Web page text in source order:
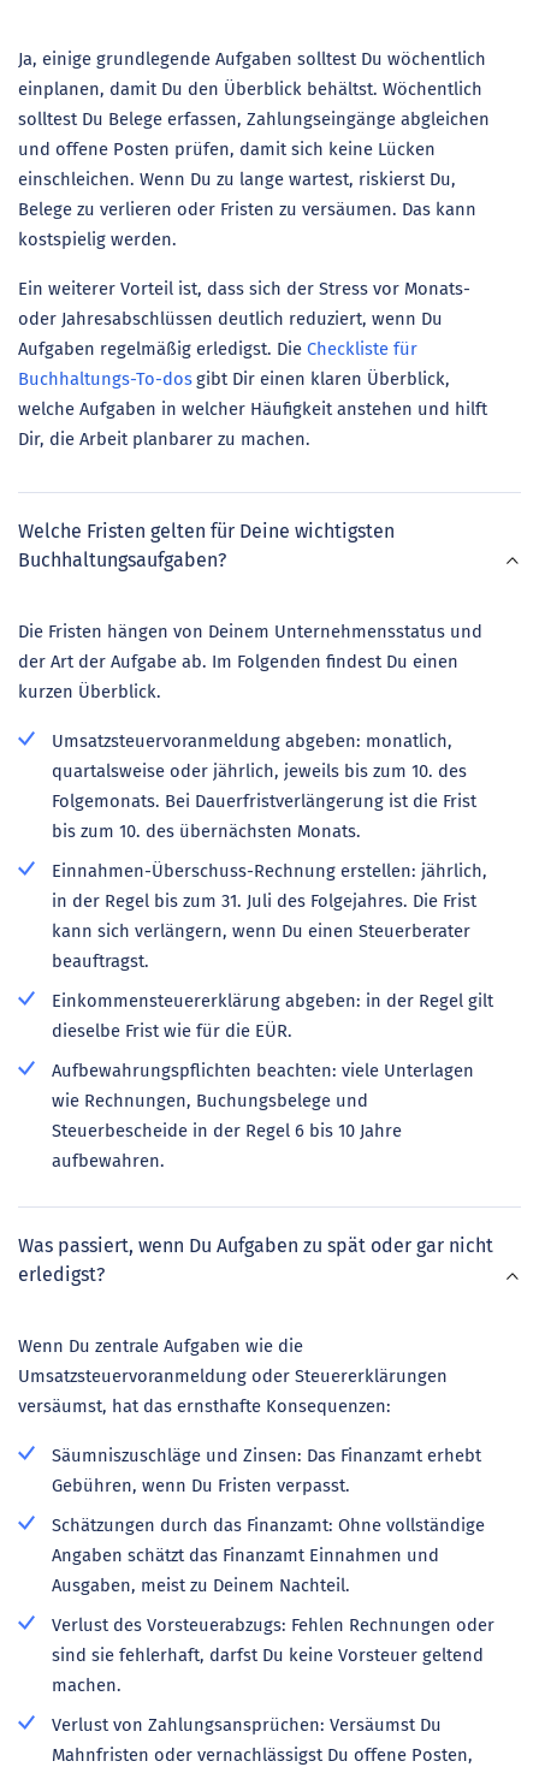
Ja, einige grundlegende Aufgaben solltest Du wöchentlich
einplanen, damit Du den Überblick behältst. Wöchentlich
solltest Du Belege erfassen, Zahlungseingänge abgleichen
und offene Posten prüfen, damit sich keine Lücken
einschleichen. Wenn Du zu lange wartest, riskierst Du,
Belege zu verlieren oder Fristen zu versäumen. Das kann
kostspielig werden.
Ein weiterer Vorteil ist, dass sich der Stress vor Monats-
oder Jahresabschlüssen deutlich reduziert, wenn Du
Aufgaben regelmäßig erledigst. Die Checkliste für
Buchhaltungs-To-dosgibt Dir einen klaren Überblick,
welche Aufgaben in welcher Häufigkeit anstehen und hilft
Dir, die Arbeit planbarer zu machen.
Welche Fristen gelten für Deine wichtigsten
Buchhaltungsaufgaben?
Die Fristen hängen von Deinem Unternehmensstatus und
der Art der Aufgabe ab. Im Folgenden findest Du einen
kurzen Überblick.
Umsatzsteuervoranmeldung abgeben: monatlich,
quartalsweise oder jährlich, jeweils bis zum 10. des
Folgemonats. Bei Dauerfristverlängerung ist die Frist
bis zum 10. des übernächsten Monats.
Einnahmen-Überschuss-Rechnung erstellen: jährlich,
in der Regel bis zum 31. Juli des Folgejahres. Die Frist
kann sich verlängern, wenn Du einen Steuerberater
beauftragst.
Einkommensteuererklärung abgeben: in der Regel gilt
dieselbe Frist wie für die EÜR.
Aufbewahrungspflichten beachten: viele Unterlagen
wie Rechnungen, Buchungsbelege und
Steuerbescheide in der Regel 6 bis 10 Jahre
aufbewahren.
Was passiert, wenn Du Aufgaben zu spät oder gar nicht
erledigst?
Wenn Du zentrale Aufgaben wie die
Umsatzsteuervoranmeldung oder Steuererklärungen
versäumst, hat das ernsthafte Konsequenzen:
Säumniszuschläge und Zinsen: Das Finanzamt erhebt
Gebühren, wenn Du Fristen verpasst.
Schätzungen durch das Finanzamt: Ohne vollständige
Angaben schätzt das Finanzamt Einnahmen und
Ausgaben, meist zu Deinem Nachteil.
Verlust des Vorsteuerabzugs: Fehlen Rechnungen oder
sind sie fehlerhaft, darfst Du keine Vorsteuer geltend
machen.
Verlust von Zahlungsansprüchen: Versäumst Du
Mahnfristen oder vernachlässigst Du offene Posten,